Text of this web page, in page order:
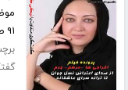
۹۱ صفحه